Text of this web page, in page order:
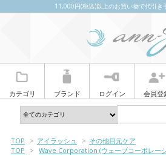
11,000円(税込)以上のお買い物で代引き
カテゴリ ブランド ログイン 会員登
TOP > アイラッシュ > その他目元ケア
TOP
> Wave Corporation (ウェーブコーポレー